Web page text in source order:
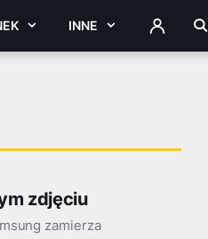
INNE ZALOGUJ
zdjęciu
zamierza